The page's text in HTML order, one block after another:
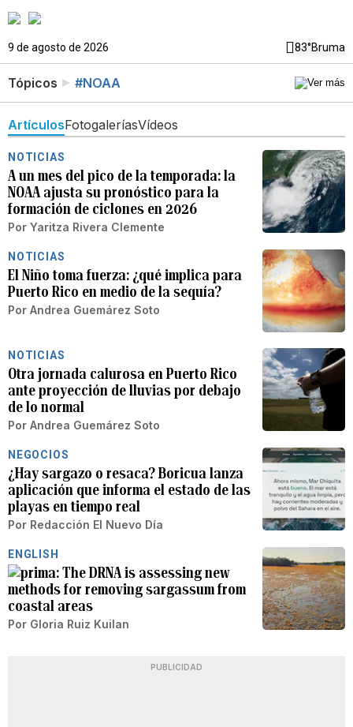
9 de agosto de 2026 83°Bruma
Tópicos #NOAA
ArtículosFotogaleríasVídeos
NOTICIAS
A un mes del pico de la temporada: la
NOAA ajusta su pronóstico para la
formación de ciclones en 2026
Por Yaritza Rivera Clemente
NOTICIAS
El Niño toma fuerza: ¿qué implica para
Puerto Rico en medio de la sequía?
Por Andrea Guemárez Soto
NOTICIAS
Otra jornada calurosa en Puerto Rico
ante proyección de lluvias por debajo
de lo normal
Por Andrea Guemárez Soto
NEGOCIOS
¿Hay sargazo o resaca? Boricua lanza
aplicación que informa el estado de las
playas en tiempo real
Por Redacción El Nuevo Día
ENGLISH
The DRNA is assessing new
methods for removing sargassum from
coastal areas
Por Gloria Ruiz Kuilan
PUBLICIDAD